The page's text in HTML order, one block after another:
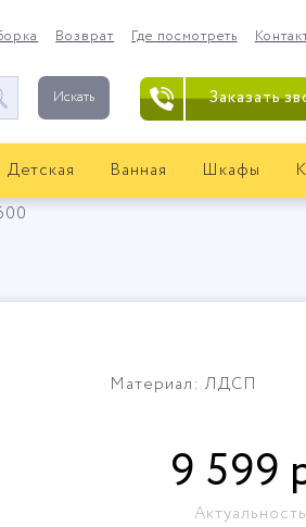
Возврат Где посмотреть
Искать Заказать
Детская Ванная Шкафы
Материал: ЛДСП
9 599